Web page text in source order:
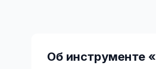
Об инструменте «